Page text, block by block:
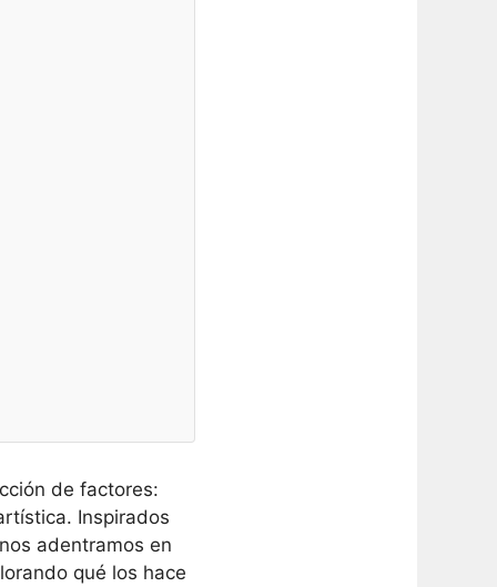
de factores:
Inspirados
adentramos en
qué los hace